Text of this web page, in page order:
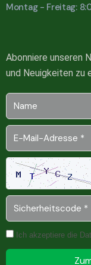
Montag - Freitag:
Abonniere unseren
und Neuigkeiten zu
Ich akzeptiere die